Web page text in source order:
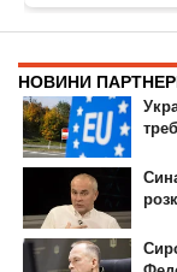
© 2007-2022
При повному або
на сайт інтернет-
інформації є